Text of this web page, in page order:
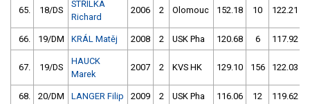
65. 18/DS
STŘÍLKA
Richard
2006 2 Olomouc 152.18 10 122.21
66. 19/DM KRÁL Matěj 2008 2 USK Pha 120.68 6 117.92
67. 19/DS
HAUCK
Marek
2007 2 KVS HK 129.10 156 122.03
68. 20/DM LANGER Filip 2009 2 USK Pha 116.06 12 119.62